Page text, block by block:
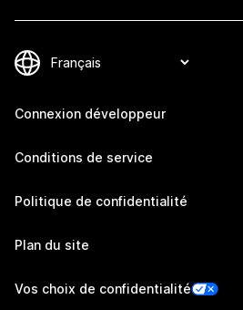
Connexion développeur
Conditions de service
Politique de confidentialité
Plan du site
Vos choix de confidentialité